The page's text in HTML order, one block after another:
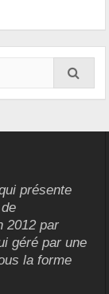
présente
2012 par
géré par une
la forme